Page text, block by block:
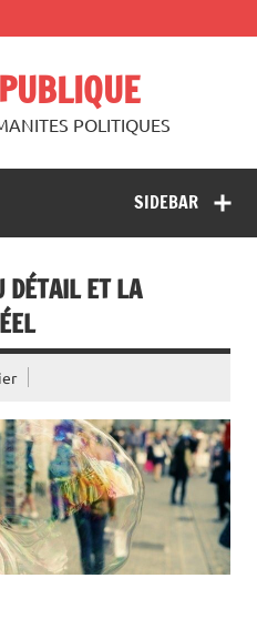
POLITIQUES
SIDEBAR
DÉTAIL ET LA